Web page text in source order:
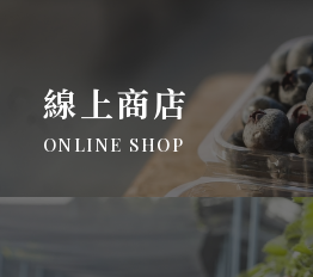
線上商店
ONLINE SHOP